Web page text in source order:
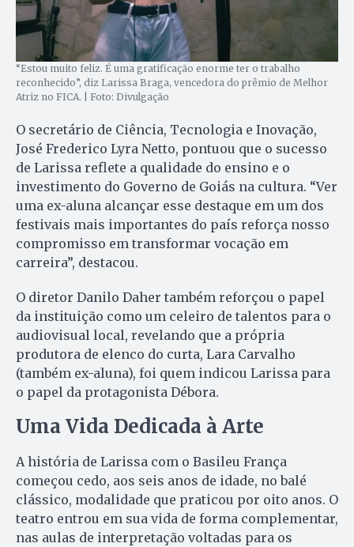
“Estou muito feliz. É uma gratificação enorme ter o trabalho
reconhecido”, diz Larissa Braga, vencedora do prêmio de Melhor
Atriz no FICA. | Foto: Divulgação
O secretário de Ciência, Tecnologia e Inovação,
José Frederico Lyra Netto, pontuou que o sucesso
de Larissa reflete a qualidade do ensino e o
investimento do Governo de Goiás na cultura. “Ver
uma ex-aluna alcançar esse destaque em um dos
festivais mais importantes do país reforça nosso
compromisso em transformar vocação em
carreira”, destacou.
O diretor Danilo Daher também reforçou o papel
da instituição como um celeiro de talentos para o
audiovisual local, revelando que a própria
produtora de elenco do curta, Lara Carvalho
(também ex-aluna), foi quem indicou Larissa para
o papel da protagonista Débora.
Uma Vida Dedicada à Arte
A história de Larissa com o Basileu França
começou cedo, aos seis anos de idade, no balé
clássico, modalidade que praticou por oito anos. O
teatro entrou em sua vida de forma complementar,
nas aulas de interpretação voltadas para os